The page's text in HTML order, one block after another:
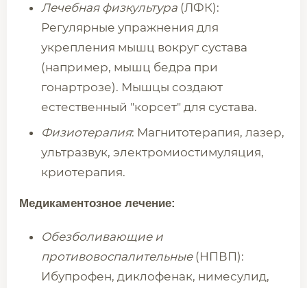
Лечебная физкультура (ЛФК):
Регулярные упражнения для
укрепления мышц вокруг сустава
(например, мышц бедра при
гонартрозе). Мышцы создают
естественный "корсет" для сустава.
Физиотерапия: Магнитотерапия, лазер,
ультразвук, электромиостимуляция,
криотерапия.
Медикаментозное лечение:
Обезболивающие и
противовоспалительные (НПВП):
Ибупрофен, диклофенак, нимесулид,